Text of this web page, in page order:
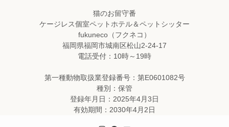
猫のお留守番
ケージレス個室ペットホテル＆ペットシッター
fukuneco（フクネコ）
福岡県福岡市城南区松山2-24-17
電話受付：10時～19時
第一種動物取扱業登録番号：第E0601082号
種別：保管
登録年月日：2025年4月3日
有効期間：2030年4月2日